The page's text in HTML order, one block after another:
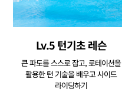
Lv.5 턴기초 레슨
큰 파도를 스스로 잡고, 로테이션을
활용한 턴 기술을 배우고 사이드
라이딩하기